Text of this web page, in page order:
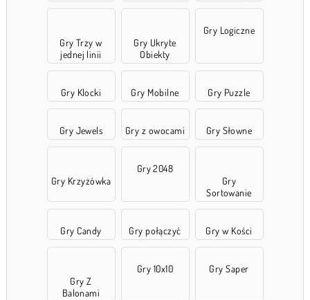
Gry Trzy w
jednej linii
Gry Ukryte
Obiekty
Gry Logiczne
Gry Klocki Gry Mobilne Gry Puzzle
Gry Jewels Gry z owocami Gry Słowne
Gry Krzyżówka
Gry 2048
Gry
Sortowanie
Gry Candy Gry połączyć Gry w Kości
Gry Z
Balonami
Gry 10x10 Gry Saper